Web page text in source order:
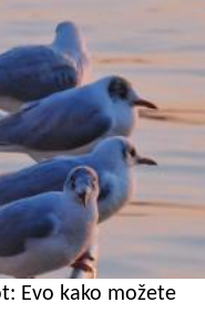
Evo kako možete